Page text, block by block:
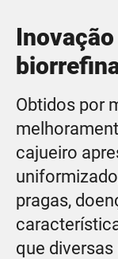
Obtidos por
cajueiro
pragas,
que